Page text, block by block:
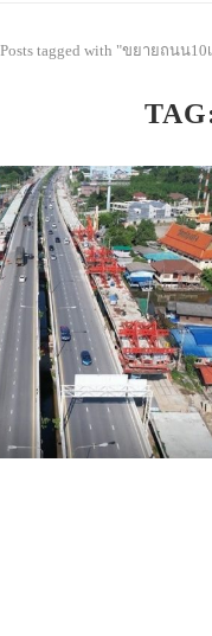
Posts tagged with "ขยายถนน10